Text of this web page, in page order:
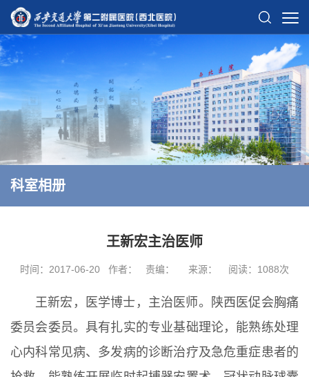
科室相册
王新宏主治医师
时间：2017-06-20 作者： 责编： 来源： 阅读： 1088次
王新宏，医学博士，主治医师。陕西医促会胸痛
委员会委员。具有扎实的专业基础理论，能熟练处理
心内科常见病、多发病的诊断治疗及急危重症患者的